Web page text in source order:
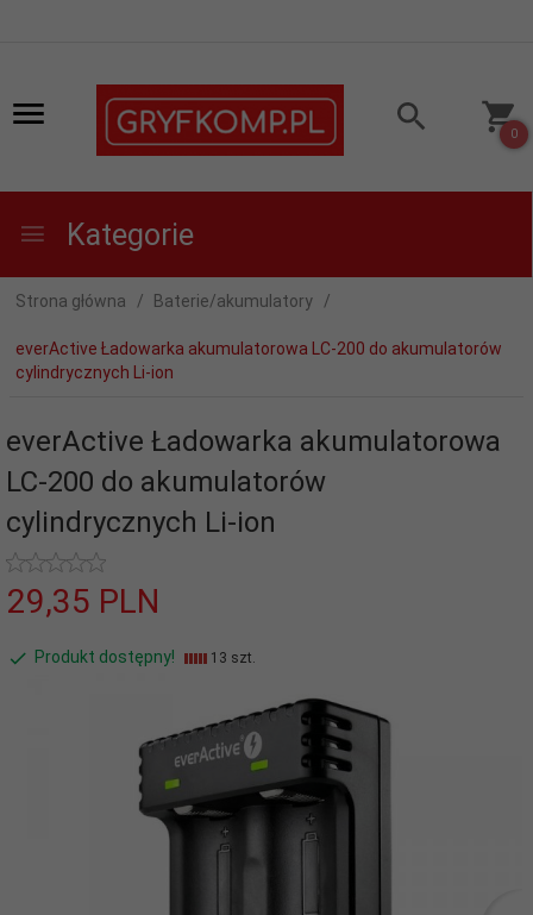
0
Kategorie
Strona główna Baterie/akumulatory
everActive Ładowarka akumulatorowa LC-200 do akumulatorów
cylindrycznych Li-ion
everActive Ładowarka akumulatorowa
LC-200 do akumulatorów
cylindrycznych Li-ion
29,35 PLN
Produkt dostępny! 13 szt.